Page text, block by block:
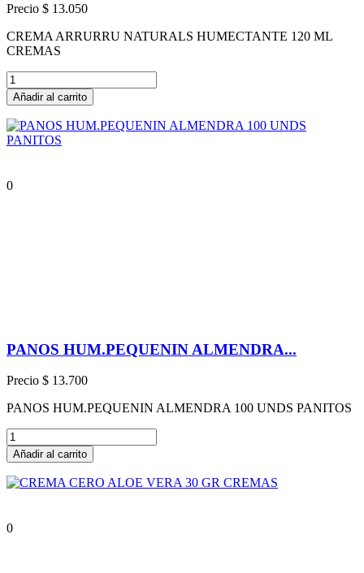
Precio $ 13.050
CREMA ARRURRU NATURALS HUMECTANTE 120 ML
CREMAS
Añadir al carrito
0
PANOS HUM.PEQUENIN ALMENDRA...
Precio $ 13.700
PANOS HUM.PEQUENIN ALMENDRA 100 UNDS PANITOS
Añadir al carrito
0